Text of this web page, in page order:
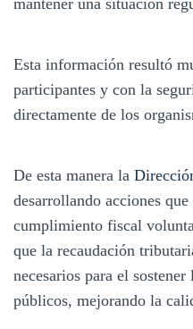
Esta información resultó
participantes y con la
directamente de los
De esta manera la
desarrollando acciones
cumplimiento fiscal
que la recaudación
necesarios para el
públicos, mejorando la